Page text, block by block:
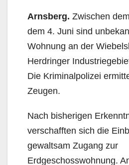
Arnsberg. Zwischen
dem 4. Juni sind
Wohnung an der
Herdringer
Die Kriminalpolizei
Zeugen.
Nach bisherigen
verschafften sich die
gewaltsam Zugang zur
Erdgeschosswohnung.